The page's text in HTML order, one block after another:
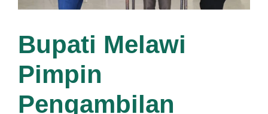
Bupati Melawi
Pimpin
Pengambilan